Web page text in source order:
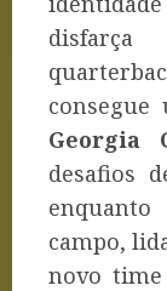
Georgia
desafios
campo,
novo time